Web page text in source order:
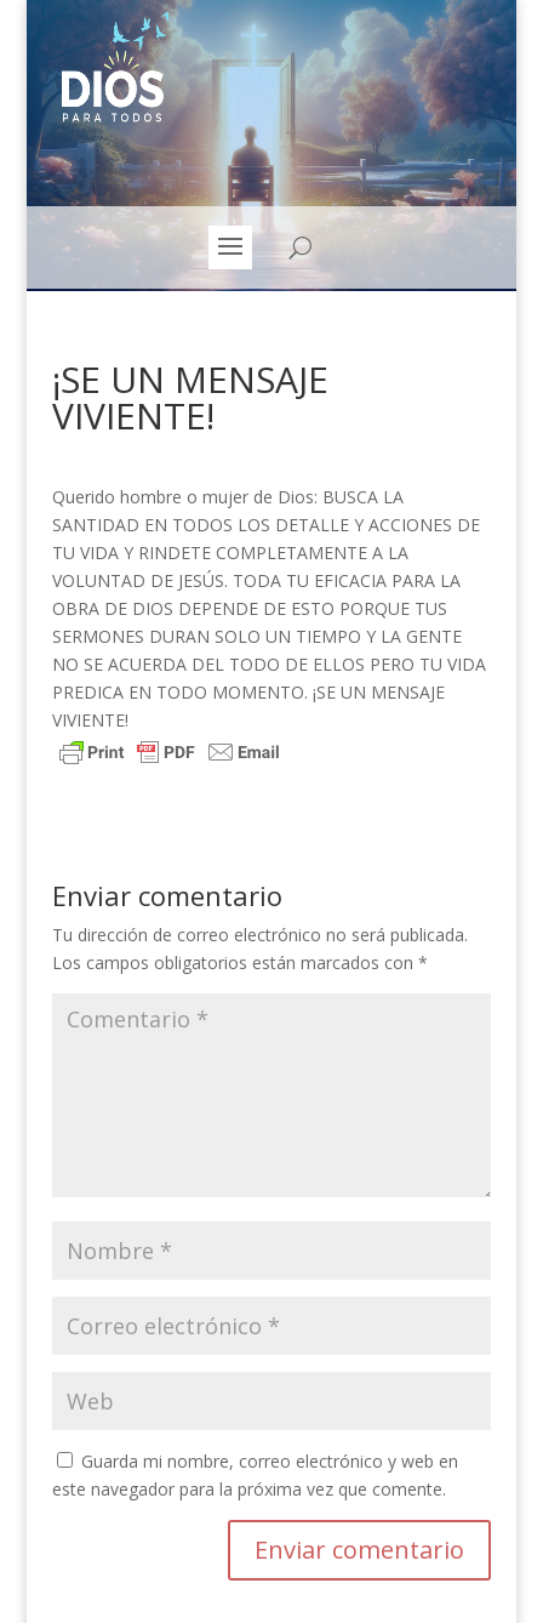
¡SE UN MENSAJE
VIVIENTE!
Querido hombre o mujer de Dios: BUSCA LA
SANTIDAD EN TODOS LOS DETALLE Y ACCIONES DE
TU VIDA Y RINDETE COMPLETAMENTE A LA
VOLUNTAD DE JESÚS. TODA TU EFICACIA PARA LA
OBRA DE DIOS DEPENDE DE ESTO PORQUE TUS
SERMONES DURAN SOLO UN TIEMPO Y LA GENTE
NO SE ACUERDA DEL TODO DE ELLOS PERO TU VIDA
PREDICA EN TODO MOMENTO. ¡SE UN MENSAJE
VIVIENTE!
Enviar comentario
Tu dirección de correo electrónico no será publicada.
Los campos obligatorios están marcados con *
Guarda mi nombre, correo electrónico y web en
este navegador para la próxima vez que comente.